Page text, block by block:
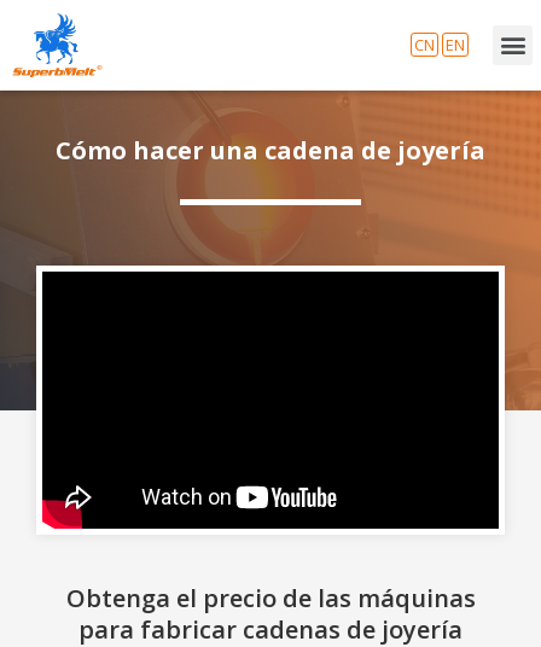
Cómo hacer una cadena de joyería
Obtenga el precio de las máquinas
para fabricar cadenas de joyería
CN EN